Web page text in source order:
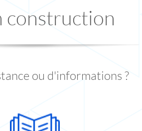
construction
ou d'informations ?